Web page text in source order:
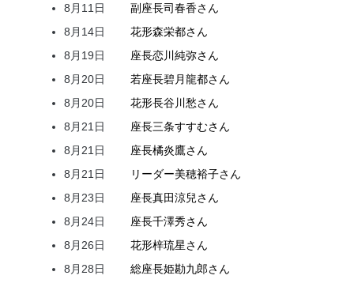
8月11日
副座長司春香さん
8月14日
花形森栄都さん
8月19日
座長恋川純弥さん
8月20日
若座長碧月龍都さん
8月20日
花形長谷川愁さん
8月21日
座長三条すすむさん
8月21日
座長橘炎鷹さん
8月21日
リーダー美穂裕子さん
8月23日
座長真田涼兒さん
8月24日
座長千澤秀さん
8月26日
花形梓琉星さん
8月28日
総座長姫勘九郎さん